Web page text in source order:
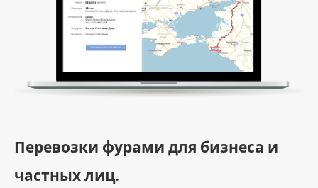
Перевозки фурами для бизнеса и
частных лиц.